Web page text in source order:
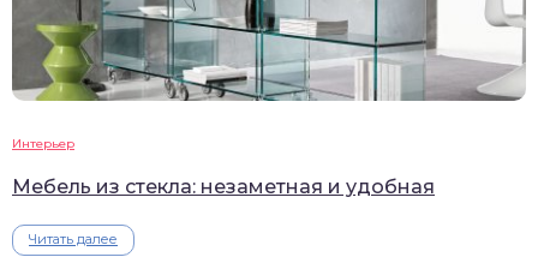
Интерьер
Мебель из стекла: незаметная и удобная
Читать далее